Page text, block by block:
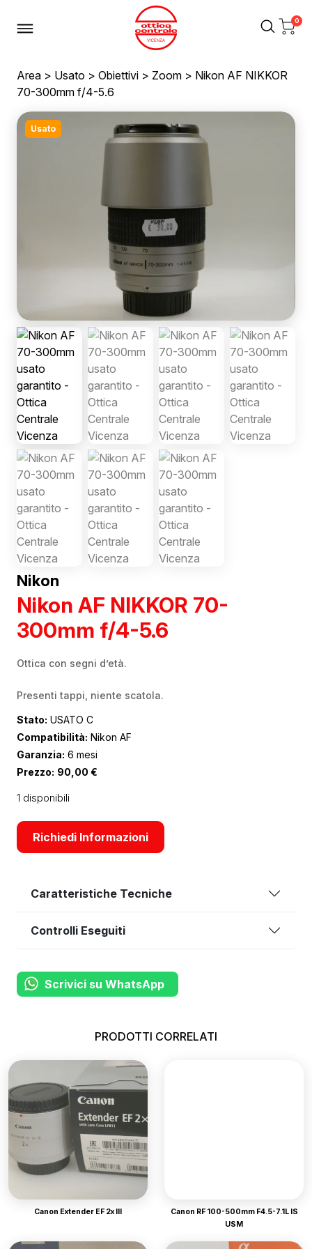
0
Area > Usato > Obiettivi > Zoom > Nikon AF NIKKOR
70-300mm f/4-5.6
Usato
Nikon
Nikon AF NIKKOR 70-
300mm f/4-5.6
Ottica con segni d’età.
Presenti tappi, niente scatola.
Stato: USATO C
Compatibilità: Nikon AF
Garanzia: 6 mesi
Prezzo: 90,00 €
1 disponibili
Richiedi Informazioni
Caratteristiche Tecniche
Controlli Eseguiti
Scrivici su WhatsApp
PRODOTTI CORRELATI
Canon Extender EF 2x III
Canon RF 100-500mm F4.5-7.1L IS
USM